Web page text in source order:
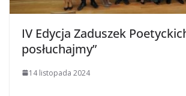
IV Edycja Zaduszek
posłuchajmy”
14 listopada 2024